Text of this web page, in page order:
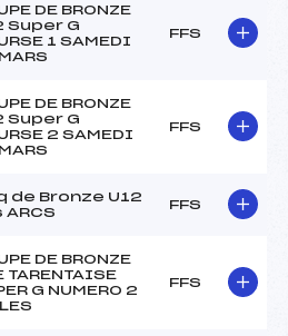
DE BRONZE
Super G
1 SAMEDI
FFS
DE BRONZE
Super G
2 SAMEDI
FFS
de Bronze U12
ARCS
FFS
DE BRONZE
TARENTAISE
G NUMERO 2
FFS